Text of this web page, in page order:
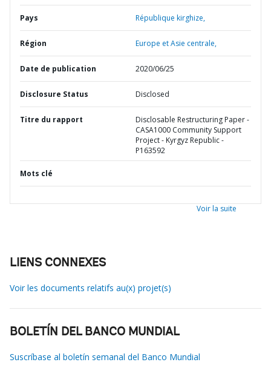
Pays République kirghize,
Région Europe et Asie centrale,
Date de publication 2020/06/25
Disclosure Status Disclosed
Titre du rapport
Disclosable Restructuring Paper -
CASA1000 Community Support
Project - Kyrgyz Republic -
P163592
Mots clé
Voir la suite
LIENS CONNEXES
Voir les documents relatifs au(x) projet(s)
BOLETÍN DEL BANCO MUNDIAL
Suscríbase al boletín semanal del Banco Mundial